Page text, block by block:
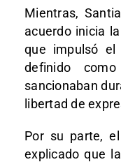
Mientras,
acuerdo inicia
que impulsó el
definido
sancionaban
libertad de
Por su parte,
explicado que